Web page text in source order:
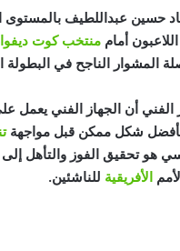
حسين عبداللطيف بالمستوى
أمام منتخب كوت
المشوار الناجح في البطولة
أن الجهاز الفني يعمل
بأفضل شكل ممكن قبل مواجهة
هو تحقيق الفوز والتأهل إلى
الأفريقية للناشئين.